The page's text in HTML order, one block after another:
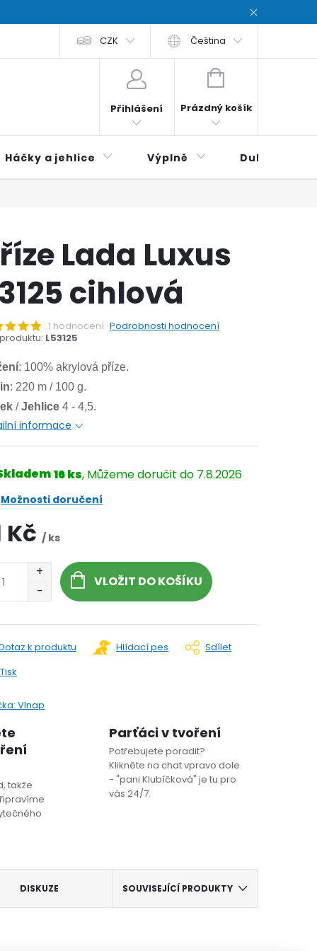
podmínky Zásady ochrana osobních údajů / Privacy
CZK Čeština
Přihlášení
NÁKUPNÍ
Prázdný košík
Háčky a jehlice Výplně Duhová
Lada Luxus
cihlová
1 hodnocení Podrobnosti hodnocení
L53125
: 100% akrylová příze.
: 220 m / 100 g.
/Jehlice 4 - 4,5.
informace
16 ks 7.8.2026
Možnosti doručení
Kč / ks
VLOŽIT DO KOŠÍKU
Tisk
k produktu Hlídací pes Sdílet
Vlnap
takže
Parťáci v tvoření
Potřebujete poradit?
Klikněte na chat vpravo dole
- "pani Klubíčková" je tu pro
vás 24/7.
DISKUZE SOUVISEJÍCÍ PRODUKTY